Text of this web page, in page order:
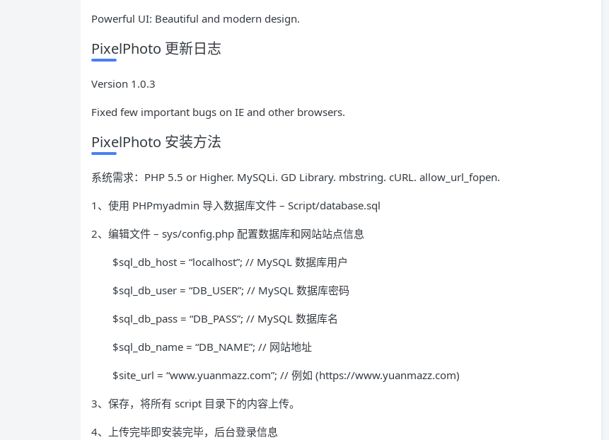
Powerful UI: Beautiful and modern design.
PixelPhoto 更新日志
Version 1.0.3
Fixed few important bugs on IE and other browsers.
PixelPhoto 安装方法
系统需求：PHP 5.5 or Higher. MySQLi. GD Library. mbstring. cURL. allow_url_fopen.
1、使用 PHPmyadmin 导入数据库文件 – Script/database.sql
2、编辑文件 – sys/config.php 配置数据库和网站站点信息
$sql_db_host = “localhost”; // MySQL 数据库用户
$sql_db_user = “DB_USER”; // MySQL 数据库密码
$sql_db_pass = “DB_PASS”; // MySQL 数据库名
$sql_db_name = “DB_NAME”; // 网站地址
$site_url = “www.yuanmazz.com”; // 例如 (https://www.yuanmazz.com)
3、保存，将所有 script 目录下的内容上传。
4、上传完毕即安装完毕，后台登录信息